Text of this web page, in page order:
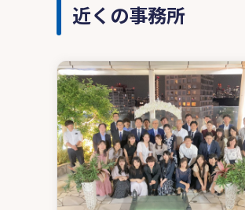
近くの事務所